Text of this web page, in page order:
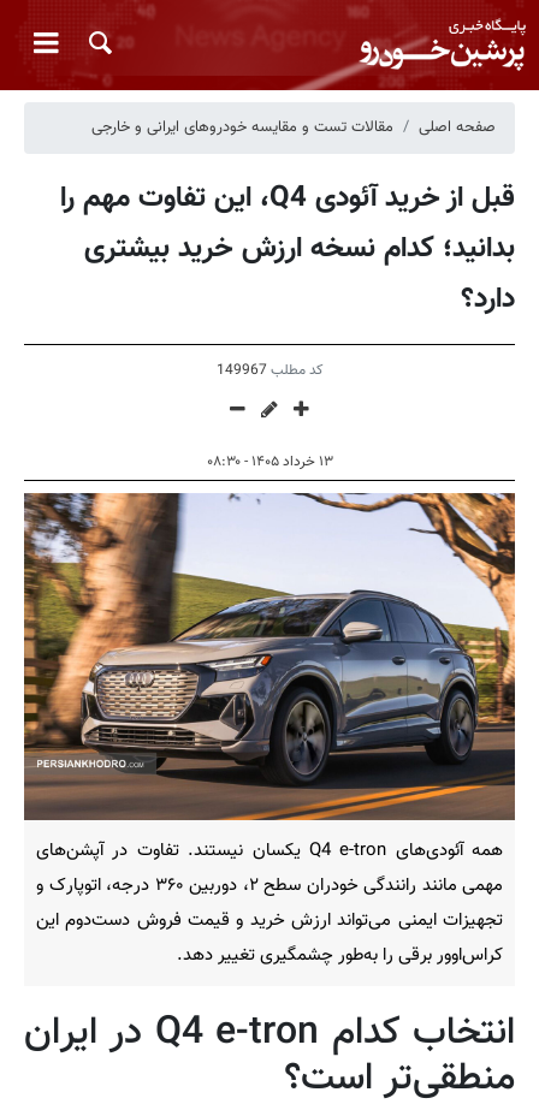
صفحه اصلی مقالات تست و مقایسه خودروهای ایرانی و خارجی
قبل از خرید آئودی Q4، این تفاوت مهم را
بدانید؛ کدام نسخه ارزش خرید بیشتری
دارد؟
کد مطلب 149967
۱۳ خرداد ۱۴۰۵ - ۰۸:۳۰
همه آئودی‌های Q4 e-tron یکسان نیستند. تفاوت در آپشن‌های
مهمی مانند رانندگی خودران سطح ۲، دوربین ۳۶۰ درجه، اتوپارک و
تجهیزات ایمنی می‌تواند ارزش خرید و قیمت فروش دست‌دوم این
کراس‌اوور برقی را به‌طور چشمگیری تغییر دهد.
انتخاب کدام Q4 e-tron در ایران
منطقی‌تر است؟